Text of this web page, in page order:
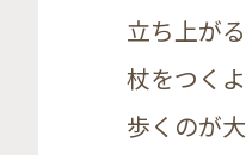
立ち上が
杖をつく
歩くのが